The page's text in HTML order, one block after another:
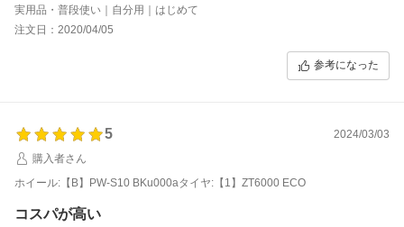
実用品・普段使い｜自分用｜はじめて
注文日：2020/04/05
参考になった
5
2024/03/03
購入者さん
ホイール:【B】PW-S10 BKu000aタイヤ:【1】ZT6000 ECO
コスパが高い